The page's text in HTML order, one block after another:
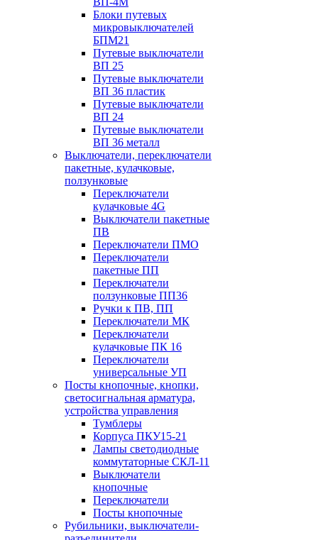
Блоки путевых
микровыключателей
БПМ21
Путевые выключатели
ВП 25
Путевые выключатели
ВП 36 пластик
Путевые выключатели
ВП 24
Путевые выключатели
ВП 36 металл
Выключатели, переключатели
пакетные, кулачковые,
ползунковые
Переключатели
кулачковые 4G
Выключатели пакетные
ПВ
Переключатели ПМО
Переключатели
пакетные ПП
Переключатели
ползунковые ПП36
Ручки к ПВ, ПП
Переключатели МК
Переключатели
кулачковые ПК 16
Переключатели
универсальные УП
Посты кнопочные, кнопки,
светосигнальная арматура,
устройства управления
Тумблеры
Корпуса ПКУ15-21
Лампы светодиодные
коммутаторные СКЛ-11
Выключатели
кнопочные
Переключатели
Посты кнопочные
Рубильники, выключатели-